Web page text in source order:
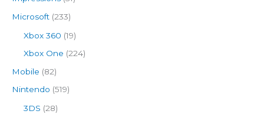
Microsoft (233)
Xbox 360 (19)
Xbox One (224)
Mobile (82)
Nintendo (519)
3DS (28)